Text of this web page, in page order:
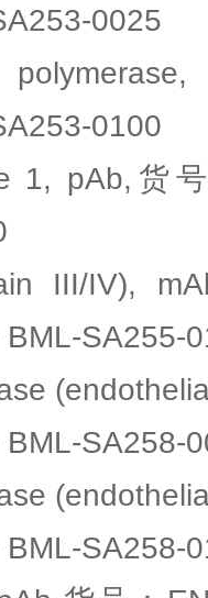
0025
0100
1, pAb,货
III/IV),
SA255-
SA258-
SA258-